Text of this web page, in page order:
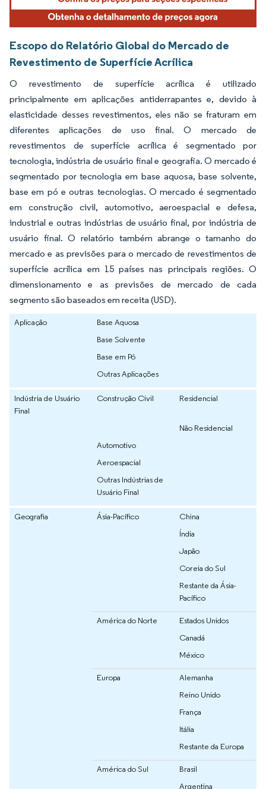
Escopo do Relatório Global do Mercado de
Revestimento de Superfície Acrílica
O revestimento de superfície acrílica é utilizado
principalmente em aplicações antiderrapantes e, devido à
elasticidade desses revestimentos, eles não se fraturam em
diferentes aplicações de uso final. O mercado de
revestimentos de superfície acrílica é segmentado por
tecnologia, indústria de usuário final e geografia. O mercado é
segmentado por tecnologia em base aquosa, base solvente,
base em pó e outras tecnologias. O mercado é segmentado
em construção civil, automotivo, aeroespacial e defesa,
industrial e outras indústrias de usuário final, por indústria de
usuário final. O relatório também abrange o tamanho do
mercado e as previsões para o mercado de revestimentos de
superfície acrílica em 15 países nas principais regiões. O
dimensionamento e as previsões de mercado de cada
segmento são baseados em receita (USD).
Aplicação
Base Aquosa
Base Solvente
Base em Pó
Outras Aplicações
Indústria de Usuário
Final
Construção Civil Residencial
Não Residencial
Automotivo
Aeroespacial
Outras Indústrias de
Usuário Final
Geografia Ásia-Pacífico
China
Índia
Japão
Coreia do Sul
Restante da Ásia-
Pacífico
América do Norte
Estados Unidos
Canadá
México
Europa
Alemanha
Reino Unido
França
Itália
Restante da Europa
América do Sul
Brasil
Argentina